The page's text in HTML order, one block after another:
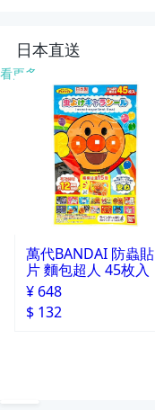
日本直送
看更多
萬代BANDAI 防蟲貼
片 麵包超人 45枚入
¥ 648
$ 132